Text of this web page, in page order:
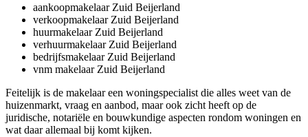
aankoopmakelaar Zuid Beijerland
verkoopmakelaar Zuid Beijerland
huurmakelaar Zuid Beijerland
verhuurmakelaar Zuid Beijerland
bedrijfsmakelaar Zuid Beijerland
vnm makelaar Zuid Beijerland
Feitelijk is de makelaar een woningspecialist die alles weet van de
huizenmarkt, vraag en aanbod, maar ook zicht heeft op de
juridische, notariële en bouwkundige aspecten rondom woningen en
wat daar allemaal bij komt kijken.